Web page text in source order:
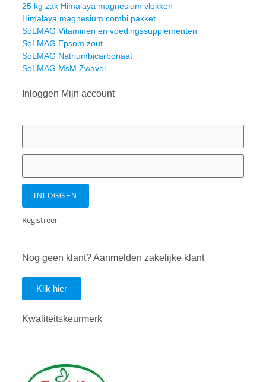
25 kg zak Himalaya magnesium vlokken
Himalaya magnesium combi pakket
SoLMAG Vitaminen en voedingssupplementen
SoLMAG Epsom zout
SoLMAG Natriumbicarbonaat
SoLMAG MsM Zwavel
Inloggen Mijn account
INLOGGEN
Registreer
Nog geen klant? Aanmelden zakelijke klant
Klik hier
Kwaliteitskeurmerk